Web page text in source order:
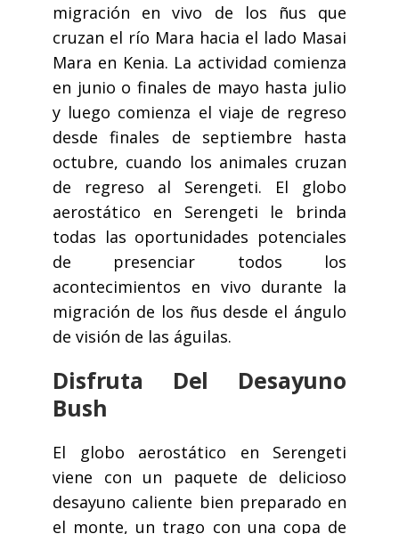
migración en vivo de los ñus que
cruzan el río Mara hacia el lado Masai
Mara en Kenia. La actividad comienza
en junio o finales de mayo hasta julio
y luego comienza el viaje de regreso
desde finales de septiembre hasta
octubre, cuando los animales cruzan
de regreso al Serengeti. El globo
aerostático en Serengeti le brinda
todas las oportunidades potenciales
de presenciar todos los
acontecimientos en vivo durante la
migración de los ñus desde el ángulo
de visión de las águilas.
Disfruta Del Desayuno
Bush
El globo aerostático en Serengeti
viene con un paquete de delicioso
desayuno caliente bien preparado en
el monte, un trago con una copa de